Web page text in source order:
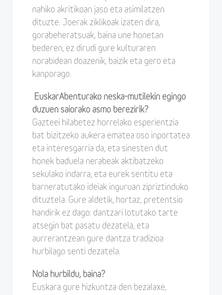
nahiko akritikoan jaso eta asimilatzen
dituzte. Joerak ziklikoak izaten dira,
gorabeheratsuak, baina une honetan
bederen, ez dirudi gure kulturaren
norabidean doazenik, baizik eta gero eta
kanporago.
EuskarAbenturako neska-mutilekin egingo
duzuen saiorako asmo berezirik?
Gazteei hilabetez horrelako esperientzia
bat bizitzeko aukera ematea oso inportatea
eta interesgarria da, eta sinesten dut
honek baduela nerabeak aktibatzeko
sekulako indarra, eta eurek sentitu eta
barneratutako ideiak inguruan zipriztinduko
dituztela. Gure aldetik, hortaz, pretentsio
handirik ez dago: dantzari lotutako tarte
atsegin bat pasatu dezatela, eta
aurrerantzean gure dantza tradizioa
hurbilago senti dezatela.
Nola hurbildu, baina?
Euskara gure hizkuntza den bezalaxe,